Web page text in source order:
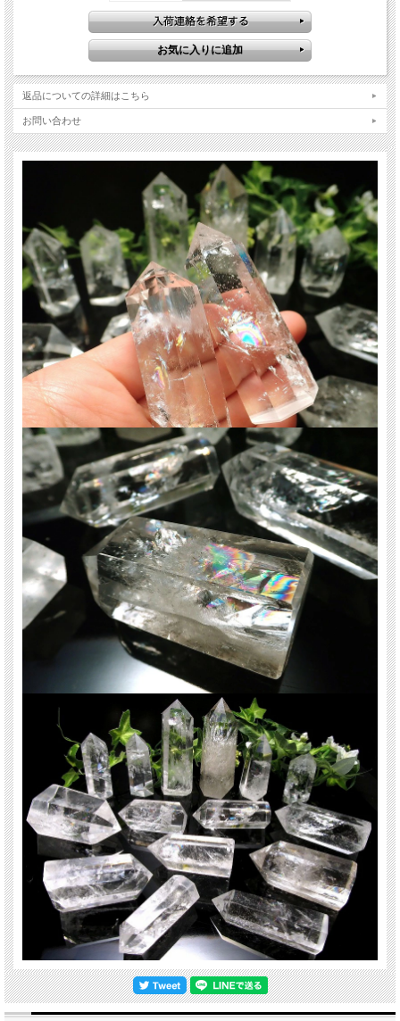
直輸入商品の為、激安で頑張ります。
虹入り 水晶ポイント
運気が上がりそうな虹入り水晶ポイントです
あらゆる水晶の中で、光の屈折により美しく輝く七色の虹が見えるものだけが、
レインボー水晶と呼ばれ、その中でも美しく輝くレインボー水晶は、数万個に1
個の希少価値があるといわれています。
レインボー水晶は、水晶自ら受けた傷を癒し七色の虹の光を持つために「癒し
に」関して強力なパワーを持つといわれています。
運気の上がるレインボー、浄化の水晶ポイント！
天然石の浄化は勿論、空間の浄化用やインテリア、ちょっとしたプレゼント用、
アクセサリーの作製素材として！
様々な用途でお使い頂けます！
近年水晶ポイントは入荷が不安定になっており、上質なものは特に手に入りにく
いですのでお早めに！
ご注意事項
※天然石ですので石によっては、内包物が入る場合、またサシやクラックの入り
方などで一点一点個体差がございます。
※天然の水晶ですので、根元などに多少の欠けやクラックがある場合がございま
す。ご了承くださいませ。
※尚、ポイントの先端に欠け予防のボンドがついている場合がありますが、手で
取れますので、取ってお使い下さい。
※重さ別での出品となる為、ポイントの長さ・太さには個体差がございます。ご
了承くださいませ。
最後にあなたに幸福が訪れますように(*^_^*)
関連キーワード
天然石 パワーストーン 海外直輸入 バイヤー厳選 プレゼント ギフト メンズ レデ
ィース 卸し 卸価格 実店舗 ハンドメイド サイズ直し コムローズ comrose
返品についての詳細はこちら
お問い合わせ